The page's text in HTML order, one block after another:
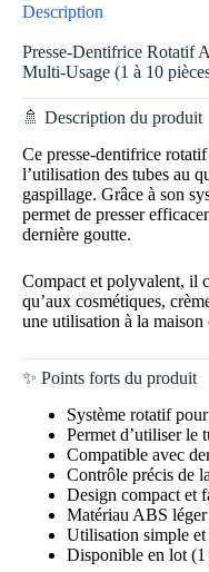
Description
Presse-Dentifrice Rotatif
Multi-Usage (1 à 10
🚿 Description du produit
Ce presse-dentifrice
l’utilisation des tubes au
gaspillage. Grâce à son
permet de presser
dernière goutte.
Compact et polyvalent, il
qu’aux cosmétiques,
une utilisation à la maison
✨ Points forts du produit
Système rotatif
Permet d’utiliser le
Compatible avec
Contrôle précis de
Design compact et
Matériau ABS léger
Utilisation simple
Disponible en lot (1